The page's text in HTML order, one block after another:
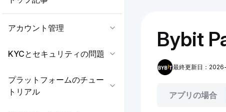
アカウント管理
KYCとセキュリティの問題
プラットフォームのチュー
トリアル
Bybit
最終更新日：
アプリの場合